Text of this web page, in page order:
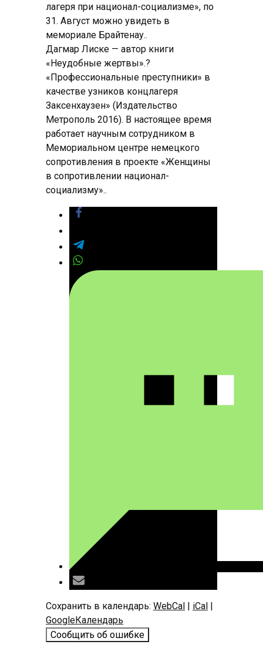
лагеря при национал-социализме», по
31. Август можно увидеть в
мемориале Брайтенау..
Дагмар Лиске — автор книги
«Неудобные жертвы».?
«Профессиональные преступники» в
качестве узников концлагеря
Заксенхаузен» (Издательство
Метрополь 2016). В настоящее время
работает научным сотрудником в
Мемориальном центре немецкого
сопротивления в проекте «Женщины
в сопротивлении национал-
социализму»..
Сохранить в календарь: WebCal | iCal |
GoogleКалендарь
Сообщить об ошибке